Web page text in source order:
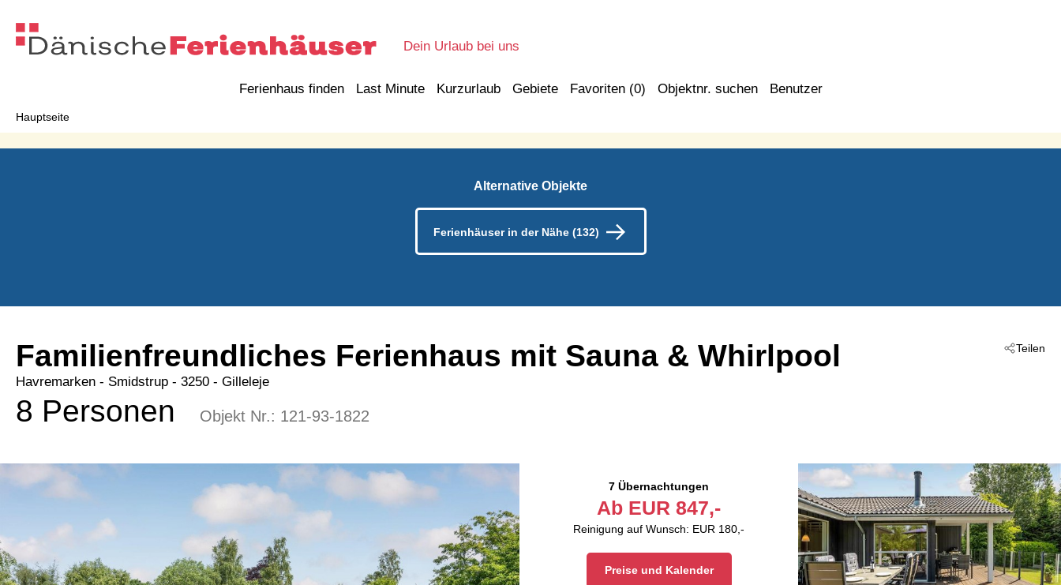
Dein Urlaub bei uns
Ferienhaus finden Last Minute Kurzurlaub Gebiete Favoriten (0) Objektnr. suchen Benutzer
Hauptseite
Alternative Objekte
Ferienhäuser in der Nähe (132)
Teilen
Familienfreundliches Ferienhaus mit Sauna & Whirlpool
Havremarken - Smidstrup - 3250 - Gilleleje
8 Personen Objekt Nr.: 121-93-1822
7 Übernachtungen
Ab EUR 847,-
Reinigung auf Wunsch: EUR 180,-
Preise und Kalender